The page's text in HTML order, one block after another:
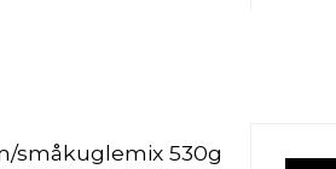
småkuglemix 530g